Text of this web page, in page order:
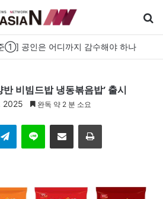
①] 공인은 어디까지 감수해야 하나
비빔드밥 냉동볶음밥’ 출시
2025 완독 약 2 분 소요
TelegramLine 이메일 인쇄